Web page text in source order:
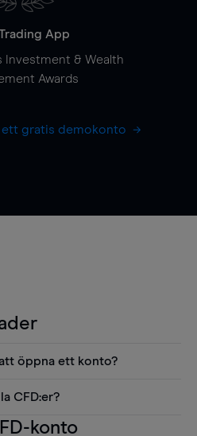
App
Investment & Wealth
Awards
ett gratis demokonto
öppna ett konto?
diagram, Reuters
CFD:er?
tänka på när man
konto